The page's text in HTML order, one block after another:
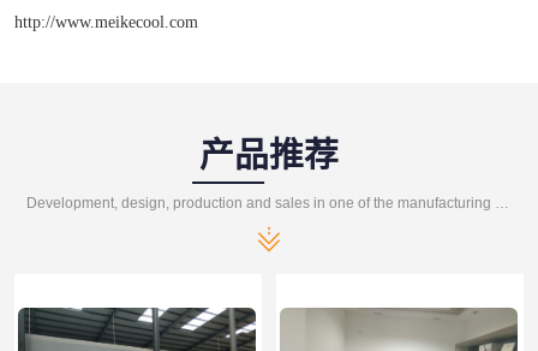
http://www.meikecool.com
产品推荐